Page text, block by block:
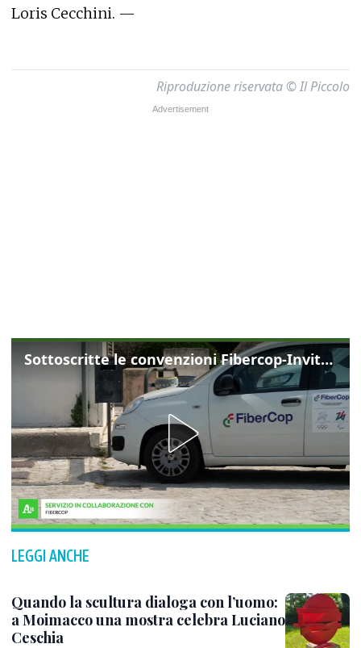
Loris Cecchini. —
Riproduzione riservata © Il Piccolo
Sottoscritte le convenzioni Fibercop-Invitalia, fibra ottica per 477 mila civici
LEGGI ANCHE
Quando la scultura dialoga con l’uomo:
a Moimacco una mostra celebra Luciano
Ceschia